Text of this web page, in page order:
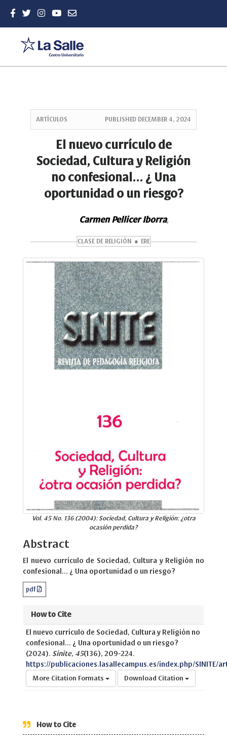
Content
ARTÍCULOS PUBLISHED DECEMBER 4, 2024
El nuevo currículo de
Sociedad, Cultura y Religión
no confesional... ¿ Una
oportunidad o un riesgo?
Carmen Pellicer Iborra,
CLASE DE RELIGIÓN ERE
Vol. 45 No. 136 (2004): Sociedad, Cultura y Religión: ¿otra
ocasión perdida?
Abstract
El nuevo currículo de Sociedad, Cultura y Religión no
confesional... ¿ Una oportunidad o un riesgo?
pdf
How to Cite
El nuevo currículo de Sociedad, Cultura y Religión no
confesional... ¿ Una oportunidad o un riesgo?
(2024). Sinite, 45(136), 209-224.
https://publicaciones.lasallecampus.es/index.php/SINITE/
More Citation Formats Download Citation
How to Cite